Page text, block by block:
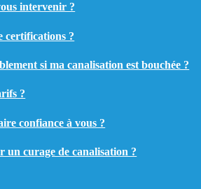
intervenir ?
certifications ?
si ma canalisation est bouchée ?
?
confiance à vous ?
un curage de canalisation ?